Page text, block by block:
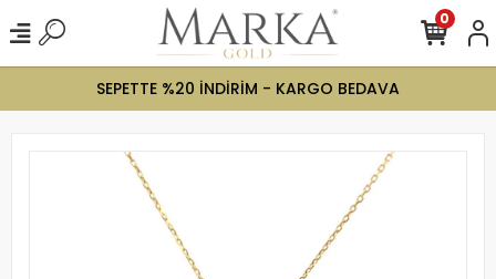
SEPETTE %20 İNDİRİM - KARGO BEDAVA
0